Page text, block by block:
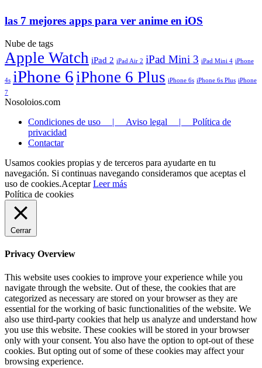
las 7 mejores apps para ver anime en iOS
Nube de tags
Apple Watch iPad 2 iPad Air 2 iPad Mini 3 iPad Mini 4 iPhone
4s iPhone 6iPhone 6 Plus iPhone 6s iPhone 6s Plus iPhone
7
Nosoloios.com
Condiciones de uso | Aviso legal | Política de
privacidad
Contactar
Usamos cookies propias y de terceros para ayudarte en tu
navegación. Si continuas navegando consideramos que aceptas el
uso de cookies.Aceptar Leer más
Política de cookies
Cerrar
Privacy Overview
This website uses cookies to improve your experience while you
navigate through the website. Out of these, the cookies that are
categorized as necessary are stored on your browser as they are
essential for the working of basic functionalities of the website. We
also use third-party cookies that help us analyze and understand how
you use this website. These cookies will be stored in your browser
only with your consent. You also have the option to opt-out of these
cookies. But opting out of some of these cookies may affect your
browsing experience.